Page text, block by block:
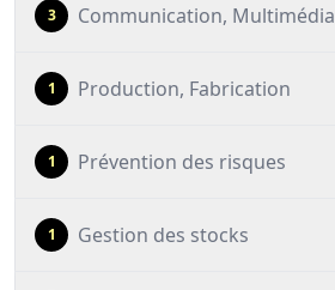
3 Communication, Multimédia
1 Production, Fabrication
1 Prévention des risques
1 Gestion des stocks